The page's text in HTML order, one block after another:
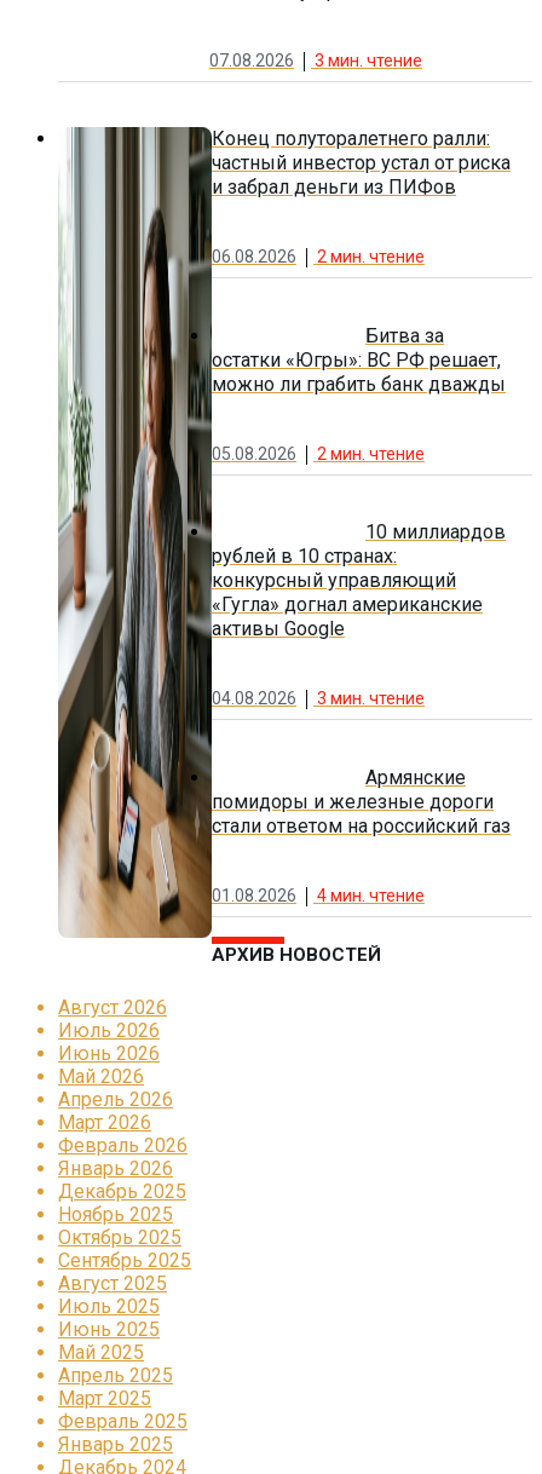
07.08.2026 3 мин. чтение
Конец полуторалетнего ралли:
частный инвестор устал от риска
и забрал деньги из ПИФов
06.08.2026 2мин. чтение
Битва за
остатки «Югры»: ВС РФ решает,
можно ли грабить банк дважды
05.08.2026 2 мин. чтение
10 миллиардов
рублей в 10 странах:
конкурсный управляющий
«Гугла» догнал американские
активы Google
04.08.2026 3 мин. чтение
Армянские
помидоры и железные дороги
стали ответом на российский газ
01.08.2026 4мин. чтение
АРХИВ НОВОСТЕЙ
Август 2026
Июль 2026
Июнь 2026
Май 2026
Апрель 2026
Март 2026
Февраль 2026
Январь 2026
Декабрь 2025
Ноябрь 2025
Октябрь 2025
Сентябрь 2025
Август 2025
Июль 2025
Июнь 2025
Май 2025
Апрель 2025
Март 2025
Февраль 2025
Январь 2025
Декабрь 2024